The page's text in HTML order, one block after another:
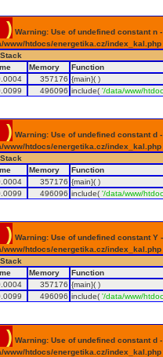
) Warning: Use of undefined constant
www/htdocs/energetika.cz/
Memory
Function
357176 {main}( )
496096 include('/data/www/
) Warning: Use of undefined constant
www/htdocs/energetika.cz/
Memory
Function
357176 {main}( )
496096 include('/data/www/
) Warning: Use of undefined constant
www/htdocs/energetika.cz/
Memory
Function
357176 {main}( )
496096 include('/data/www/
) Warning: Use of undefined constant
www/htdocs/energetika.cz/